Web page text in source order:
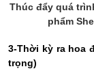
Thúc đẩy quá
phẩm
3-Thời kỳ ra hoa
trọng)